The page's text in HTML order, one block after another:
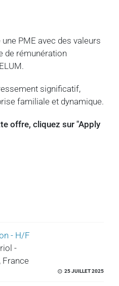
PME avec des valeurs
de rémunération
significatif,
familiale et dynamique.
offre, cliquez sur "Apply
- H/F
-
France
25 JUILLET 2025